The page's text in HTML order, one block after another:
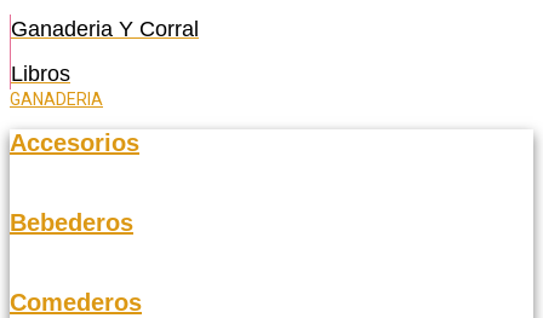
Ganaderia Y Corral
Libros
GANADERIA
Accesorios
Bebederos
Comederos